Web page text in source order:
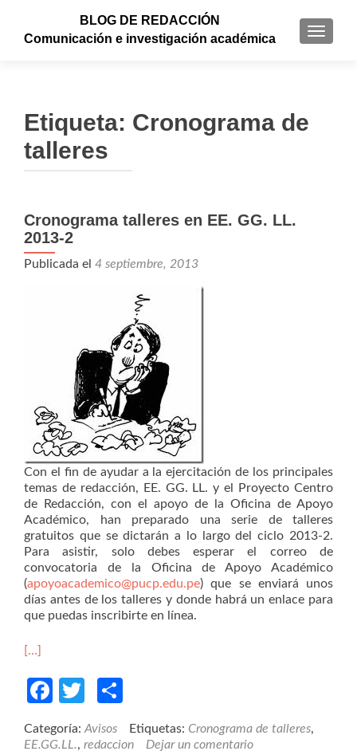
BLOG DE REDACCIÓN
Comunicación e investigación académica
Etiqueta: Cronograma de
talleres
Cronograma talleres en EE. GG. LL.
2013-2
Publicada el 4 septiembre, 2013
Con el fin de ayudar a la ejercitación de los principales
temas de redacción, EE. GG. LL. y el Proyecto Centro
de Redacción, con el apoyo de la Oficina de Apoyo
Académico, han preparado una serie de talleres
gratuitos que se dictarán a lo largo del ciclo 2013-2.
Para asistir, solo debes esperar el correo de
convocatoria de la Oficina de Apoyo Académico
(apoyoacademico@pucp.edu.pe) que se enviará unos
días antes de los talleres y donde habrá un enlace para
que puedas inscribirte en línea.
[…]
Facebook
Twitter
Categoría: Avisos Etiquetas: Cronograma de talleres,
EE.GG.LL., redaccion Dejar un comentario